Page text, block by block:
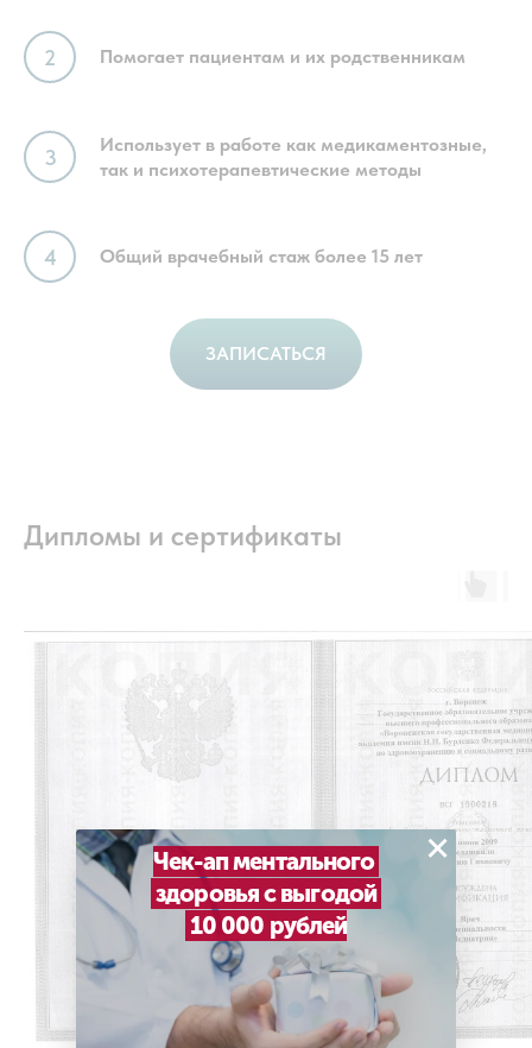
Помогает пациентам и их родственникам
Использует в работе как медикаментозные,
так и психотерапевтические методы
Общий врачебный стаж более 15 лет
ЗАПИСАТЬСЯ
Дипломы и сертификаты
Чек-ап ментального
здоровья с выгодой
10 000 рублей
×